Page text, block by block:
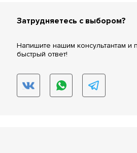
Затрудняетесь с выбором?
Напишите нашим консультантам и
быстрый ответ!